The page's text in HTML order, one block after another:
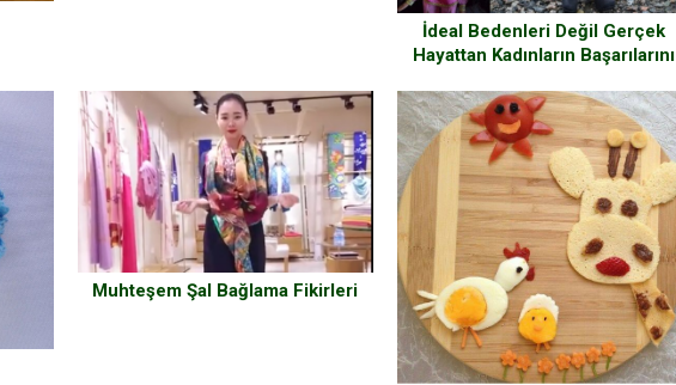
İdeal Bedenleri Değil Gerçek
Hayattan Kadınların Başarılarını
Bebekler
Muhteşem Şal Bağlama Fikirleri